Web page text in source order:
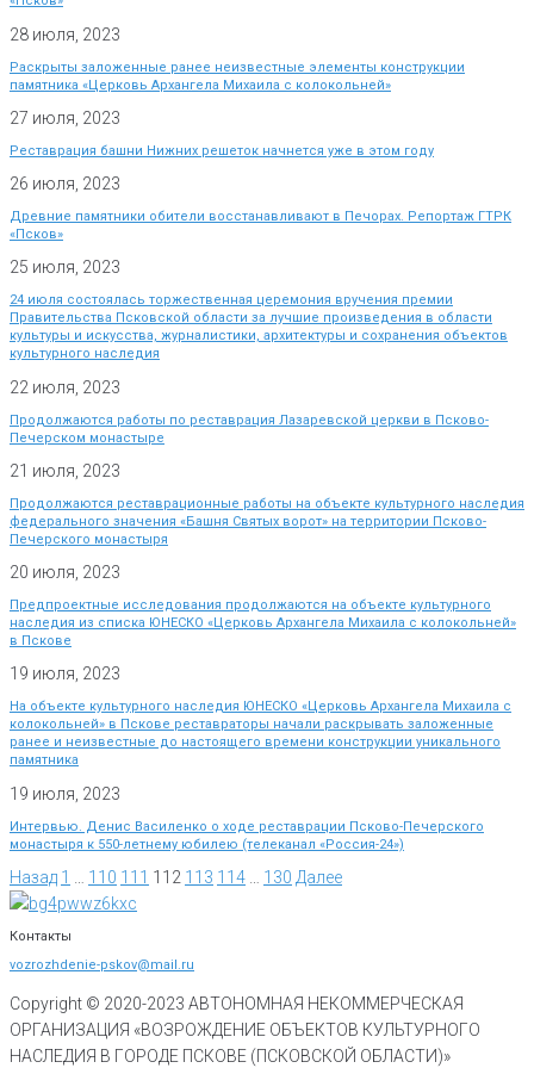
28 июля, 2023
Раскрыты заложенные ранее неизвестные элементы конструкции
памятника «Церковь Архангела Михаила с колокольней»
27 июля, 2023
Реставрация башни Нижних решеток начнется уже в этом году
26 июля, 2023
Древние памятники обители восстанавливают в Печорах. Репортаж ГТРК
«Псков»
25 июля, 2023
24 июля состоялась торжественная церемония вручения премии
Правительства Псковской области за лучшие произведения в области
культуры и искусства, журналистики, архитектуры и сохранения объектов
культурного наследия
22 июля, 2023
Продолжаются работы по реставрация Лазаревской церкви в Псково-
Печерском монастыре
21 июля, 2023
Продолжаются реставрационные работы на объекте культурного наследия
федерального значения «Башня Святых ворот» на территории Псково-
Печерского монастыря
20 июля, 2023
Предпроектные исследования продолжаются на объекте культурного
наследия из списка ЮНЕСКО «Церковь Архангела Михаила с колокольней»
в Пскове
19 июля, 2023
На объекте культурного наследия ЮНЕСКО «Церковь Архангела Михаила с
колокольней» в Пскове реставраторы начали раскрывать заложенные
ранее и неизвестные до настоящего времени конструкции уникального
памятника
19 июля, 2023
Интервью. Денис Василенко о ходе реставрации Псково-Печерского
монастыря к 550-летнему юбилею (телеканал «Россия-24»)
Назад 1 110 111 112 113 114 130 Далее
Контакты
vozrozhdenie-pskov@mail.ru
Copyright © 2020-2023 АВТОНОМНАЯ НЕКОММЕРЧЕСКАЯ
ОРГАНИЗАЦИЯ «ВОЗРОЖДЕНИЕ ОБЪЕКТОВ КУЛЬТУРНОГО
НАСЛЕДИЯ В ГОРОДЕ ПСКОВЕ (ПСКОВСКОЙ ОБЛАСТИ)»